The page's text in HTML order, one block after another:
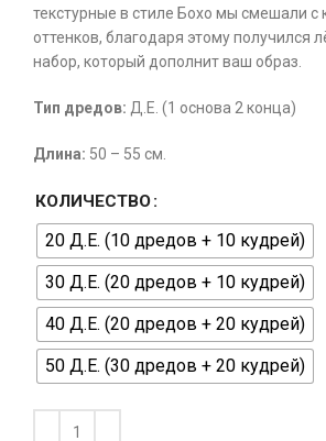
текстурные в стиле Бохо мы смешали с
оттенков, благодаря этому получился
набор, который дополнит ваш образ.
Тип дредов: Д.Е. (1 основа 2 конца)
Длина: 50 – 55 см.
КОЛИЧЕСТВО
20 Д.Е. (10 дредов + 10 кудрей)
30 Д.Е. (20 дредов + 10 кудрей)
40 Д.Е. (20 дредов + 20 кудрей)
50 Д.Е. (30 дредов + 20 кудрей)